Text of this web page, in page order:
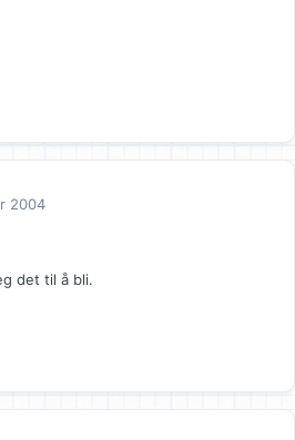
2004
det til å bli.